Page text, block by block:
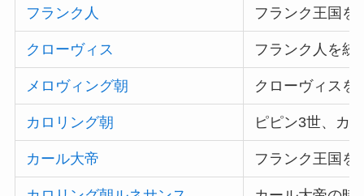
フランク人 フランク王国を
クローヴィス フランク人を統
メロヴィング朝 クローヴィスを
カロリング朝 ピピン3世、カ
カール大帝 フランク王国を